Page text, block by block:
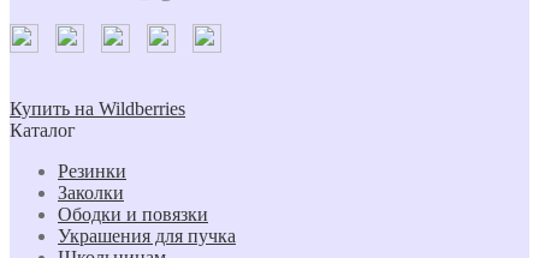
Купить на Wildberries
Каталог
Резинки
Заколки
Ободки и повязки
Украшения для пучка